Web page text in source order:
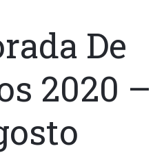
De
2020 –